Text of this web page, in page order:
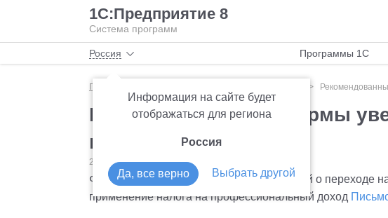
1С:Предприятие 8
Система программ
Россия
Информация на сайте будет
отображаться для региона
Россия
Да, все верно Выбрать другой
Программы 1С
Главная
Рекомендованные формы
на ЕСХН и УСН с НПД
26.12.2019 Прочее
ФНС рекомендовала формы уведомлений о переходе
применение налога на профессиональный доход